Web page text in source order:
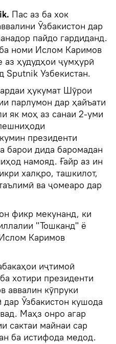
Пас аз ба хок
Ӯзбакистон дар
пайдо гардиданд.
номи Ислом Каримов
аз ҳудудҳои ҷумҳурӣ
Узбекистан.
ҳукумат Шӯрои
парлумон дар ҳайъати
як моҳ аз санаи 2-уми
президенти
барои дида баромадан
намояд. Ғайр аз ин
халқро, ташкилот,
ва ҷомеаро дар
фикр мекунанд, ки
"Тошканд" ё
Каримов
иҷтимоӣ
хотири президенти
аввалин кӯпруки
Ӯзбакистон кушода
Маҳз онро агар
сактаи майнаи сар
ба истифода медод.